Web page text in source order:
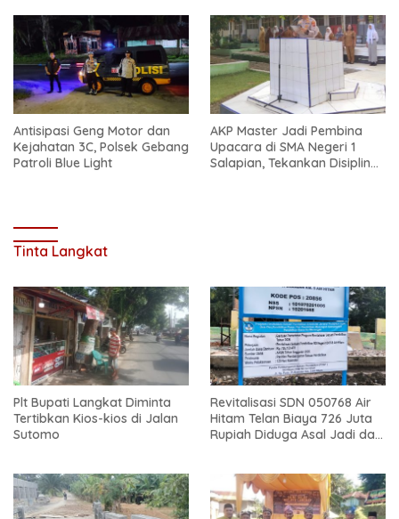
Antisipasi Geng Motor dan
Kejahatan 3C, Polsek Gebang
Patroli Blue Light
AKP Master Jadi Pembina
Upacara di SMA Negeri 1
Salapian, Tekankan Disiplin
Tinta Langkat
Plt Bupati Langkat Diminta
Tertibkan Kios-kios di Jalan
Sutomo
Revitalisasi SDN 050768 Air
Hitam Telan Biaya 726 Juta
Rupiah Diduga Asal Jadi dan